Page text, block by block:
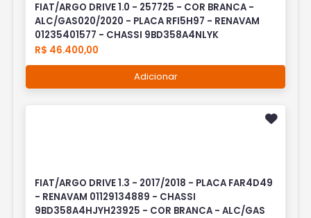
FIAT/ARGO DRIVE 1.0 - 257725 - COR BRANCA -
ALC/GAS020/2020 - PLACA RFI5H97 - RENAVAM
01235401577 - CHASSI 9BD358A4NLYK
R$ 46.400,00
Adicionar
FIAT/ARGO DRIVE 1.3 - 2017/2018 - PLACA FAR4D49
- RENAVAM 01129134889 - CHASSI
9BD358A4HJYH23925 - COR BRANCA - ALC/GAS